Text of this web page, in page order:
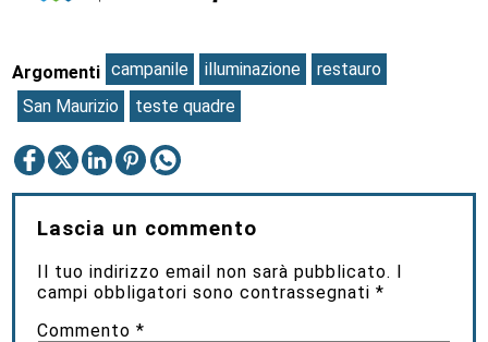
Argomenti campanile illuminazione
restauro
San Maurizio
teste quadre
Lascia un commento
Il tuo indirizzo email non sarà pubblicato. I
campi obbligatori sono contrassegnati*
Commento*